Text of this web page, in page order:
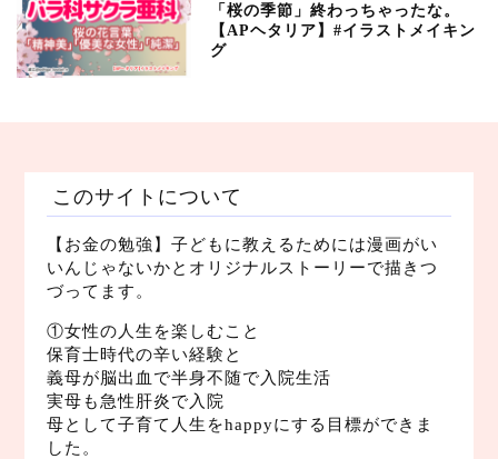
「桜の季節」終わっちゃったな。
【APヘタリア】#イラストメイキン
グ
このサイトについて
【お金の勉強】子どもに教えるためには漫画がい
いんじゃないかとオリジナルストーリーで描きつ
づってます。
①女性の人生を楽しむこと
保育士時代の辛い経験と
義母が脳出血で半身不随で入院生活
実母も急性肝炎で入院
母として子育て人生をhappyにする目標ができま
した。